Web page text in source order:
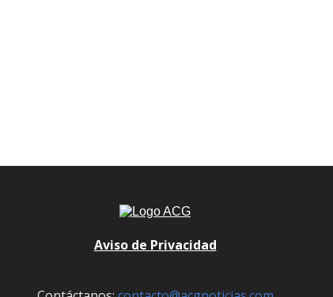
Aviso de Privacidad